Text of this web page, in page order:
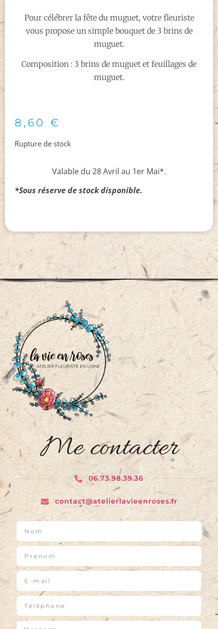
Pour célébrer la fête du muguet, votre fleuriste
vous propose un simple bouquet de 3 brins de
muguet.
Composition : 3 brins de muguet et feuillages de
muguet.
8,60 €
Rupture de stock
Valable du 28 Avril au 1er Mai*.
*Sous réserve de stock disponible.
Me contacter
06.73.98.39.36
contact@atelierlavieenroses.fr